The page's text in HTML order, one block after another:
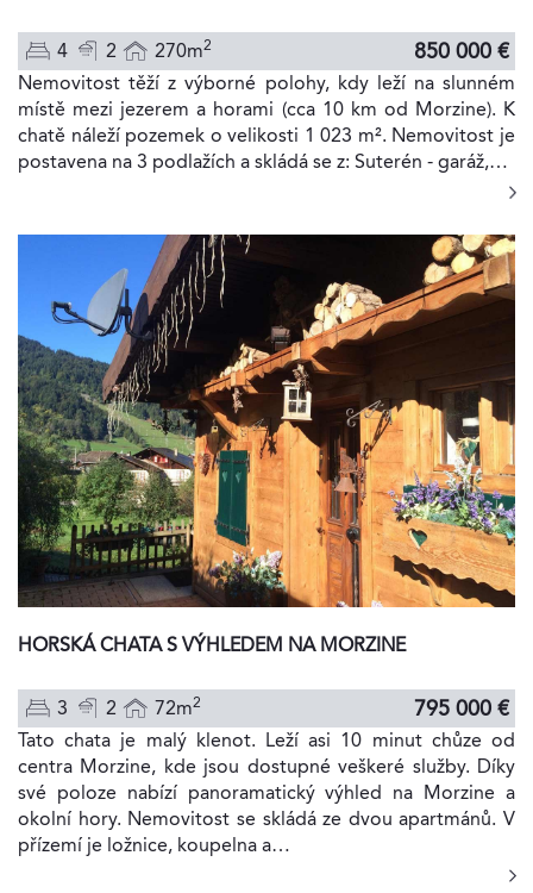
4 2 270m2 850 000 €
Nemovitost těží z výborné polohy, kdy leží na slunném
místě mezi jezerem a horami (cca 10 km od Morzine). K
chatě náleží pozemek o velikosti 1 023 m². Nemovitost je
postavena na 3 podlažích a skládá se z: Suterén - garáž,…
HORSKÁ CHATA S VÝHLEDEM NA MORZINE
3 2 72m2 795 000 €
Tato chata je malý klenot. Leží asi 10 minut chůze od
centra Morzine, kde jsou dostupné veškeré služby. Díky
své poloze nabízí panoramatický výhled na Morzine a
okolní hory. Nemovitost se skládá ze dvou apartmánů. V
přízemí je ložnice, koupelna a…